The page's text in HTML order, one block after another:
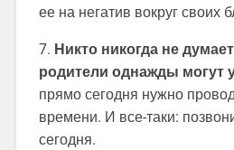
ее на негатив вокруг своих
7. Никто никогда не
родители однажды могут
прямо сегодня нужно
времени. И все-таки:
сегодня.